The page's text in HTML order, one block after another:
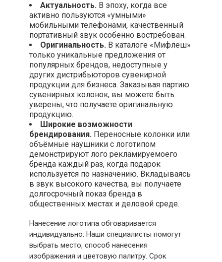
Актуальность. В эпоху, когда все
активно пользуются «умными»
мобильными телефонами, качественный
портативный звук особенно востребован.
Оригинальность. В каталоге «Мифлеш»
только уникальные предложения от
популярных брендов, недоступные у
других дистрибьюторов сувенирной
продукции для бизнеса. Заказывая партию
сувенирных колонок, вы можете быть
уверены, что получаете оригинальную
продукцию.
Широкие возможности
брендирования. Переносные колонки или
объёмные наушники с логотипом
демонстрируют лого рекламируемоего
бренда каждый раз, когда подарок
используется по назначению. Вкладываясь
в звук высокого качества, вы получаете
долгосрочный показ бренда в
общественных местах и деловой среде.
Нанесение логотипа обговаривается
индивидуально. Наши специалисты помогут
выбрать место, способ нанесения
изображения и цветовую палитру. Срок